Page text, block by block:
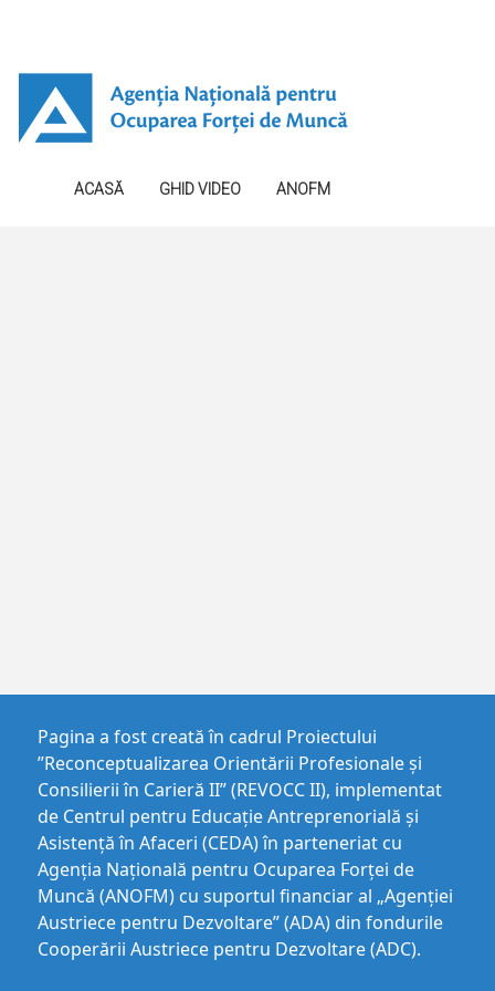
ACASĂ GHID VIDEO ANOFM
Pagina a fost creată în cadrul Proiectului
”Reconceptualizarea Orientării Profesionale și
Consilierii în Carieră II” (REVOCC II), implementat
de Centrul pentru Educaţie Antreprenorială şi
Asistenţă în Afaceri (CEDA) în parteneriat cu
Agenția Națională pentru Ocuparea Forței de
Muncă (ANOFM) cu suportul financiar al „Agenției
Austriece pentru Dezvoltare” (ADA) din fondurile
Cooperării Austriece pentru Dezvoltare (ADC).